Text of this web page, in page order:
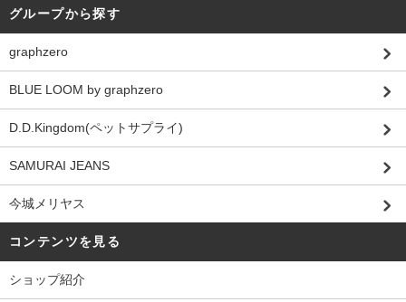
グループから探す
graphzero
BLUE LOOM by graphzero
D.D.Kingdom(ペットサプライ)
SAMURAI JEANS
今城メリヤス
コンテンツを見る
ショップ紹介